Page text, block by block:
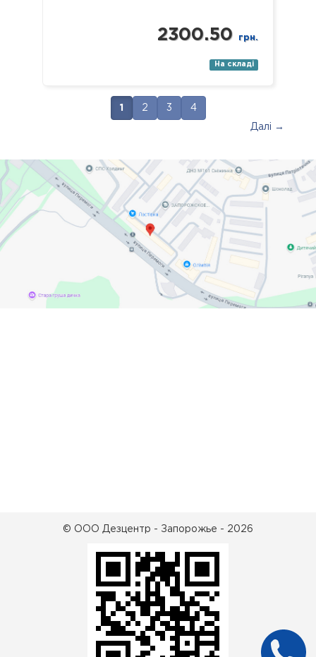
2300.50 грн.
На складі
1 2 3 4
Далі →
© ООО Дезцентр - Запорожье - 2026